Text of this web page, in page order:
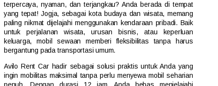
terpercaya, nyaman, dan terjangkau? Anda berada di tempat
yang tepat! Jogja, sebagai kota budaya dan wisata, memang
paling nikmat dijelajahi menggunakan kendaraan pribadi. Baik
untuk perjalanan wisata, urusan bisnis, atau keperluan
keluarga, mobil sewaan memberi fleksibilitas tanpa harus
bergantung pada transportasi umum.
Avilo Rent Car hadir sebagai solusi praktis untuk Anda yang
ingin mobilitas maksimal tanpa perlu menyewa mobil seharian
penuh. Dengan durasi 12 jam, Anda bebas menjelajahi